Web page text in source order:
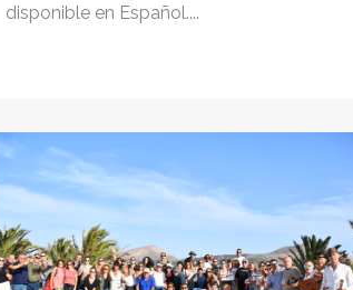
disponible en Español....